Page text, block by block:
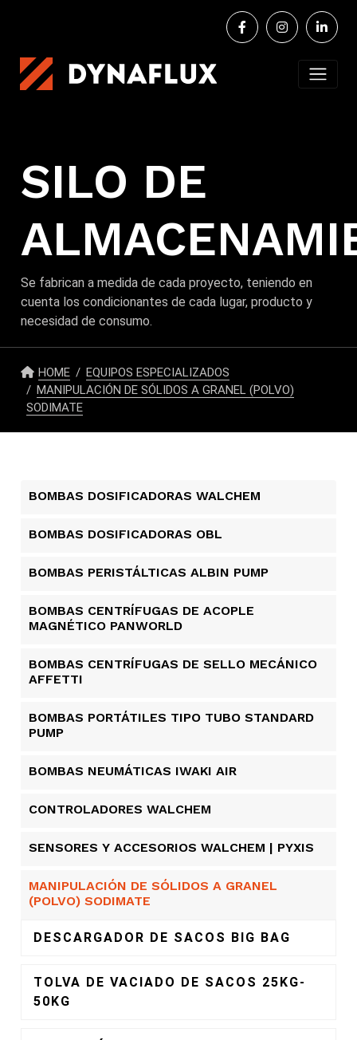
SILO DE
Se fabrican a medida de cada proyecto, teniendo en
cuenta los condicionantes de cada lugar, producto y
necesidad de consumo.
HOME
EQUIPOS ESPECIALIZADOS
MANIPULACIÓN DE SÓLIDOS A GRANEL (POLVO)
SODIMATE
BOMBAS DOSIFICADORAS WALCHEM
BOMBAS DOSIFICADORAS OBL
BOMBAS PERISTÁLTICAS ALBIN PUMP​
BOMBAS CENTRÍFUGAS DE ACOPLE
MAGNÉTICO PANWORLD
BOMBAS CENTRÍFUGAS DE SELLO MECÁNICO
AFFETTI
BOMBAS PORTÁTILES TIPO TUBO STANDARD
PUMP
BOMBAS NEUMÁTICAS IWAKI AIR
CONTROLADORES WALCHEM
SENSORES Y ACCESORIOS WALCHEM | PYXIS
MANIPULACIÓN DE SÓLIDOS A GRANEL
(POLVO) SODIMATE
DESCARGADOR DE SACOS BIG BAG
TOLVA DE VACIADO DE SACOS 25KG-
50KG